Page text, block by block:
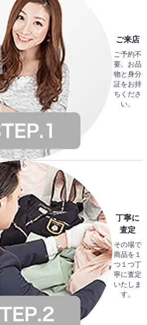
ご来店
ご予約不
要。お品
物と身分
証をお持
ちくださ
い。
丁寧に
査定
その場で
商品を１
つ１つ丁
寧に査定
いたしま
す。